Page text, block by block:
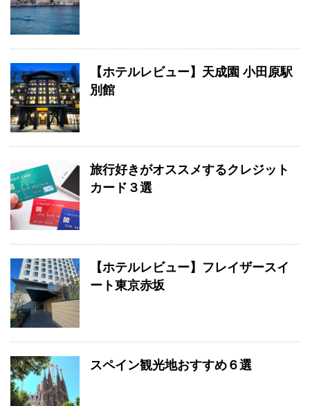
【ホテルレビュー】天成園 小田原駅
別館
旅行好きがオススメするクレジット
カード３選
【ホテルレビュー】フレイザースイ
ート東京赤坂
スペイン観光地おすすめ６選